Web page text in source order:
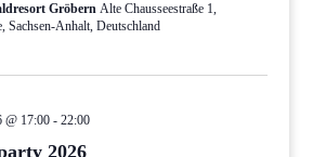
Gröbern Alte Chausseestraße 1,
Sachsen-Anhalt, Deutschland
2026
@ 17:00- 22:00